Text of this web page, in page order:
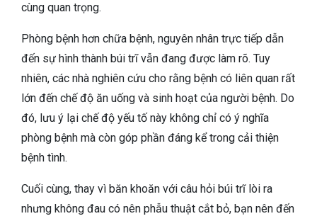
cùng quan trọng.
Phòng bệnh hơn chữa bệnh, nguyên nhân trực tiếp dẫn
đến sự hình thành búi trĩ vẫn đang được làm rõ. Tuy
nhiên, các nhà nghiên cứu cho rằng bệnh có liên quan rất
lớn đến chế độ ăn uống và sinh hoạt của người bệnh. Do
đó, lưu ý lại chế độ yếu tố này không chỉ có ý nghĩa
phòng bệnh mà còn góp phần đáng kể trong cải thiện
bệnh tình.
Cuối cùng, thay vì băn khoăn với câu hỏi búi trĩ lòi ra
nhưng không đau có nên phẫu thuật cắt bỏ, bạn nên đến